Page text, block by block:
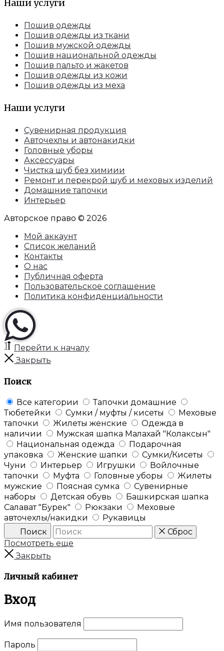
Наши услуги
Пошив одежды
Пошив одежды из ткани
Пошив мужской одежды
Пошив национальной одежды
Пошив пальто и жакетов
Пошив одежды из кожи
Пошив одежды из меха
Наши услуги
Сувенирная продукция
Авточехлы и автонакидки
Головные уборы
Аксессуары
Чистка шуб без химиии
Ремонт и перекрой шуб и меховых изделий
Домашние тапочки
Интерьер
Авторское право © 2026
Мой аккаунт
Список желаний
Контакты
О нас
Публичная оферта
Пользовательское соглашение
Политика конфиденциальности
1
Перейти к началу
Закрыть
Поиск
Все категории
Тапочки домашние
Тюбетейки
Сумки / муфты / кисеты
Меховые
тапочки
Жилеты женские
Одежда в
наличии
Мужская шапка Малахай "Колаксын"
Национальная одежда
Подарочная
упаковка
Женские шапки
Сумки/Кисеты
Чуни
Интерьер Игрушки
Войлочные
тапочки
Муфта Головные уборы
Жилеты
мужские
Поясная сумка
Сувенирные
наборы
Детская обувь
Башкирская шапка
Салават "Бурек"
Рюкзаки
Меховые
авточехлы/накидки
Рукавицы
Поиск
Сброс
Посмотреть еще
Закрыть
Личный кабинет
Вход
Имя пользователя
Пароль